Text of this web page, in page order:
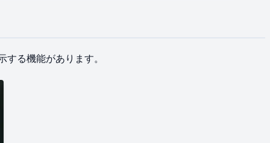
する​機能が​あります。